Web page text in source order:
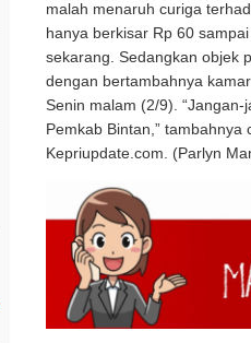
malah menaruh curiga
hanya berkisar Rp 60
sekarang. Sedangkan objek
dengan bertambahnya
Senin malam (2/9).
Pemkab Bintan,”
Kepriupdate.com. (Parlyn